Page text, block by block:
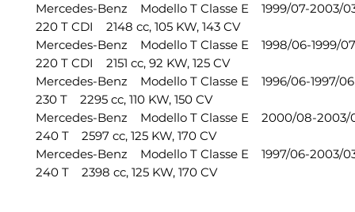
Mercedes-Benz Modello T Classe E 1999/07-
220 T CDI 2148 cc, 105 KW, 143 CV
Mercedes-Benz Modello T Classe E 1998/06-1999/
220 T CDI 2151 cc, 92 KW, 125 CV
Mercedes-Benz Modello T Classe E 1996/06-1997/
230 T 2295 cc, 110 KW, 150 CV
Mercedes-Benz Modello T Classe E 2000/08-
240 T 2597 cc, 125 KW, 170 CV
Mercedes-Benz Modello T Classe E 1997/06-
240 T 2398 cc, 125 KW, 170 CV